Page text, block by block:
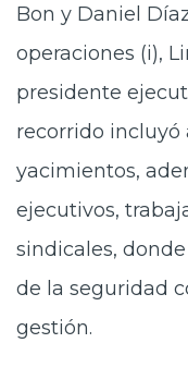
Bon y Daniel
operaciones (i),
presidente
recorrido incluyó
yacimientos,
ejecutivos,
sindicales,
de la seguridad
gestión.